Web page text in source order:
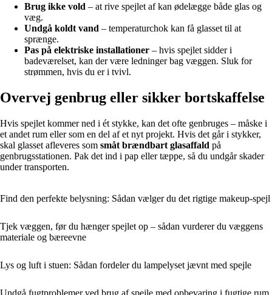
Brug ikke vold – at rive spejlet af kan ødelægge både glas og
væg.
Undgå koldt vand – temperaturchok kan få glasset til at
sprænge.
Pas på elektriske installationer – hvis spejlet sidder i
badeværelset, kan der være ledninger bag væggen. Sluk for
strømmen, hvis du er i tvivl.
Overvej genbrug eller sikker bortskaffelse
Hvis spejlet kommer ned i ét stykke, kan det ofte genbruges – måske i
et andet rum eller som en del af et nyt projekt. Hvis det går i stykker,
skal glasset afleveres som småt brændbart glasaffald på
genbrugsstationen. Pak det ind i pap eller tæppe, så du undgår skader
under transporten.
Find den perfekte belysning: Sådan vælger du det rigtige makeup-spejl
Tjek væggen, før du hænger spejlet op – sådan vurderer du væggens
materiale og bæreevne
Lys og luft i stuen: Sådan fordeler du lampelyset jævnt med spejle
Undgå fugtproblemer ved brug af spejle med opbevaring i fugtige rum